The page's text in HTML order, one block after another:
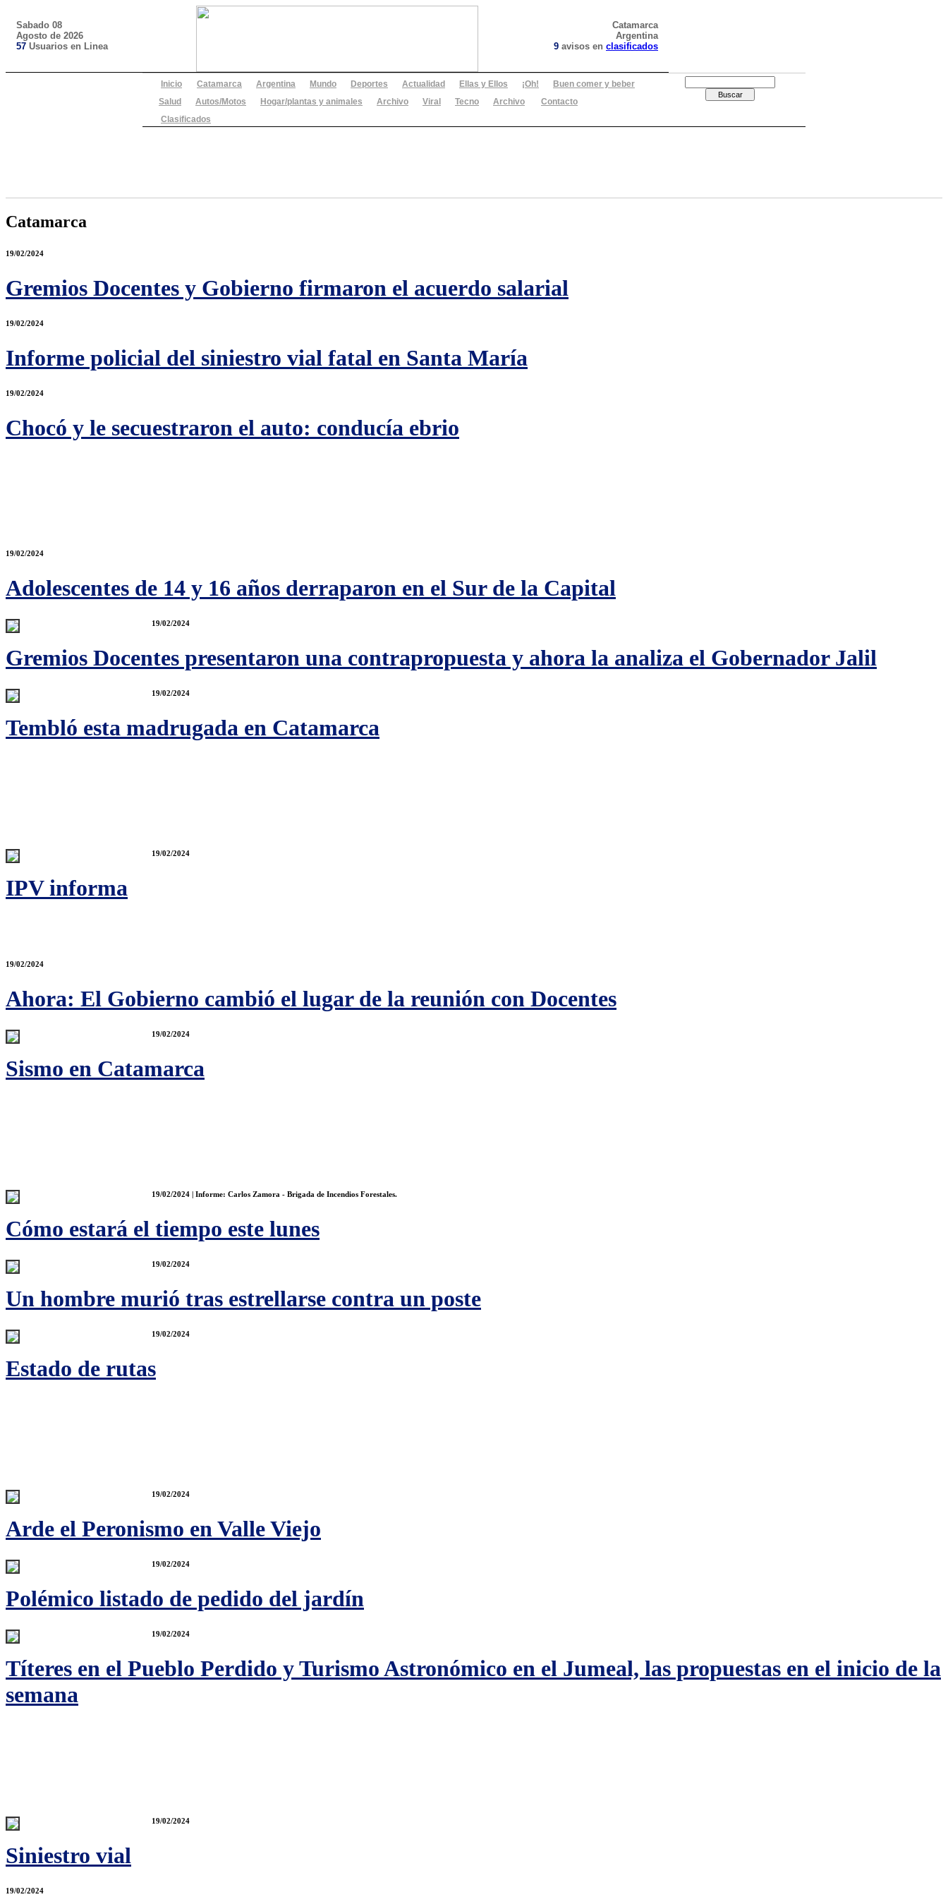
Sabado 08
Agosto de 2026
57 Usuarios en Linea
Catamarca
Argentina
9 avisos en clasificados
Inicio Catamarca Argentina Mundo Deportes Actualidad Ellas y Ellos ¡Oh!
Buen comer y beber
Salud
Autos/Motos Hogar/plantas y animales Archivo Viral Tecno Archivo
Contacto
Clasificados
Catamarca
19/02/2024
Gremios Docentes y Gobierno firmaron el acuerdo salarial
19/02/2024
Informe policial del siniestro vial fatal en Santa María
19/02/2024
Chocó y le secuestraron el auto: conducía ebrio
19/02/2024
Adolescentes de 14 y 16 años derraparon en el Sur de la Capital
19/02/2024
Gremios Docentes presentaron una contrapropuesta y ahora la analiza el Gobernador Jalil
19/02/2024
Tembló esta madrugada en Catamarca
19/02/2024
IPV informa
19/02/2024
Ahora: El Gobierno cambió el lugar de la reunión con Docentes
19/02/2024
Sismo en Catamarca
19/02/2024 | Informe: Carlos Zamora - Brigada de Incendios Forestales.
Cómo estará el tiempo este lunes
19/02/2024
Un hombre murió tras estrellarse contra un poste
19/02/2024
Estado de rutas
19/02/2024
Arde el Peronismo en Valle Viejo
19/02/2024
Polémico listado de pedido del jardín
19/02/2024
Títeres en el Pueblo Perdido y Turismo Astronómico en el Jumeal, las propuestas en el inicio de la
semana
19/02/2024
Siniestro vial
19/02/2024